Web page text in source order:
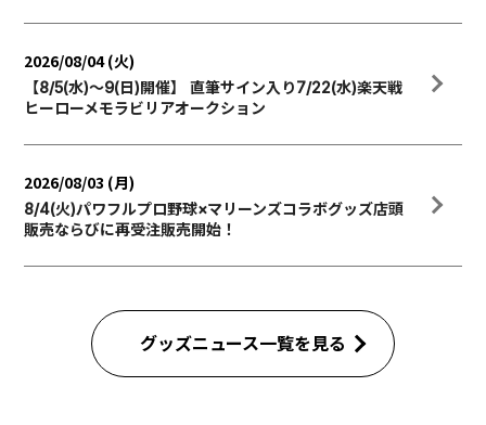
2026/08/04 (火)
【8/5(水)～9(日)開催】 直筆サイン入り7/22(水)楽天戦
ヒーローメモラビリアオークション
2026/08/03 (月)
8/4(火)パワフルプロ野球×マリーンズコラボグッズ店頭
販売ならびに再受注販売開始！
グッズニュース一覧を見る